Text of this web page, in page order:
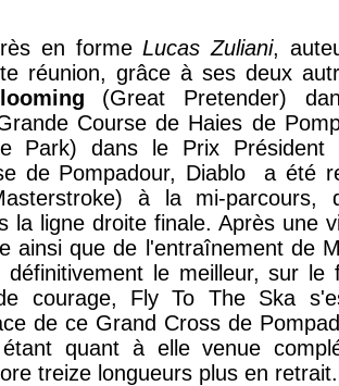
en formeLucas Zuliani,
réunion, grâce à ses deux
(Great Pretender)
Course de Haies de
Park) dans le Prix Président
de Pompadour, Diablo a été
à la mi-parcours,
la ligne droite finale. Après une
ainsi que de l'entraînement de
définitivement le meilleur, sur le
courage, Fly To The Ska
de ce Grand Cross de
quant à elle venue
treize longueurs plus en retrait.